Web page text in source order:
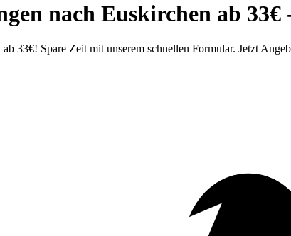
nach Euskirchen ab
33€! Spare Zeit mit unserem schnellen Formular. Jetzt